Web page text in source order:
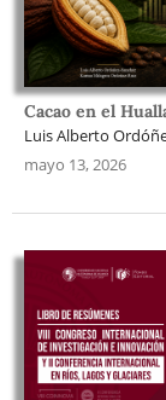
Cacao en el
Luis Alberto
mayo 13, 2026